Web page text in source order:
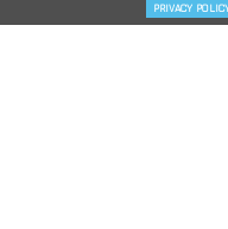
PRIVACY